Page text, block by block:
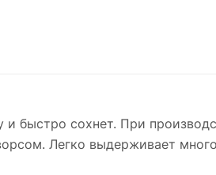
и быстро сохнет. При
Легко выдерживает